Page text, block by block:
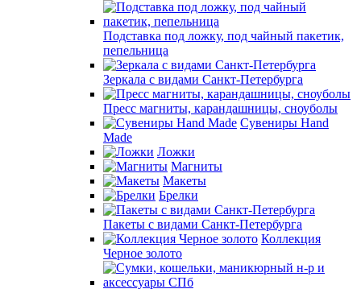
Подставка под ложку, под чайный пакетик,
пепельница
Зеркала с видами Санкт-Петербурга
Пресс магниты, карандашницы, сноуболы
Сувениры Hand
Made
Ложки
Магниты
Макеты
Брелки
Пакеты с видами Санкт-Петербурга
Коллекция
Черное золото